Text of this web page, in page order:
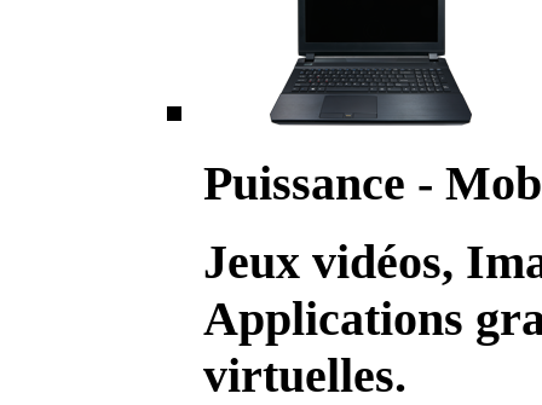
Puissance -
Jeux vidéos,
Applications
virtuelles.